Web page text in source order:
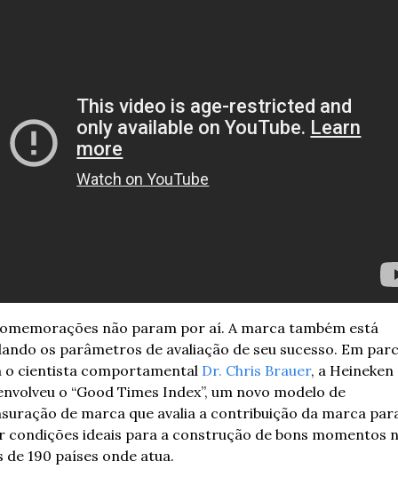
não param por aí. A marca também está
os parâmetros de avaliação de seu sucesso. Em
o cientista comportamental Dr. Chris Brauer, a Heineken
o “Good Times Index”, um novo modelo de
de marca que avalia a contribuição da marca
condições ideais para a construção de bons momentos
de 190 países onde atua.